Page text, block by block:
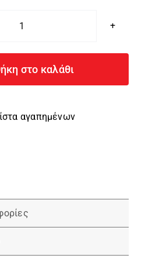
Μαξιλάρι
LoveJoy
στο καλάθι
αγαπημένων